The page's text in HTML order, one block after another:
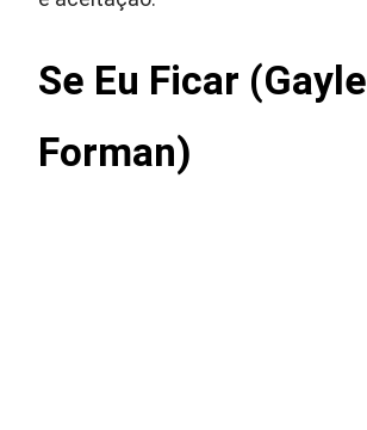
Se Eu Ficar (Gayle
Forman)